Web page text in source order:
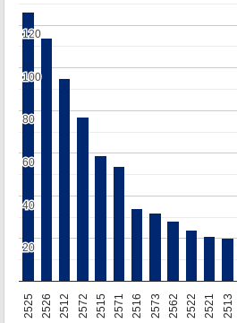
2525 2526 2512 2572 2515 2571 2516 2573 2562 2522 2521 2513
20
20
40
40
60
60
80
80
100
100
120
120